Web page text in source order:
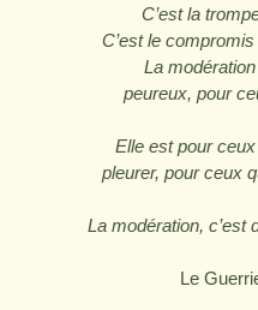
C’est la
C’est le
La
peureux, pour
Elle est pour
pleurer, pour ceux
La modération, c’est
Le